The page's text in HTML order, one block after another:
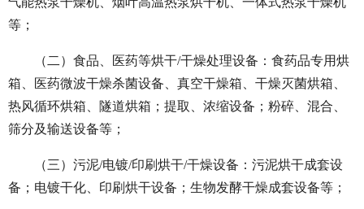
等；
（二）食品、医药等烘干/干燥处理设备：食药品专用烘
箱、医药微波干燥杀菌设备、真空干燥箱、干燥灭菌烘箱、
热风循环烘箱、隧道烘箱；提取、浓缩设备；粉碎、混合、
筛分及输送设备等；
（三）污泥/电镀/印刷烘干/干燥设备：污泥烘干成套设
备；电镀干化、印刷烘干设备；生物发酵干燥成套设备等；